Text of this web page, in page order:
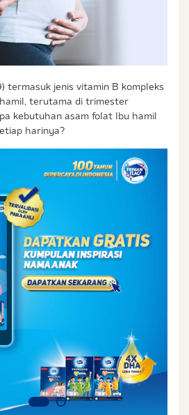
Anak
Memiliki Anak
syarat dan ketentuanserta
Ibu & Balita
menerima informasi dari
Flag Indonesia, dan partner Ibu
termasuk jenis vitamin B kompleks
terutama di trimester
kebutuhan asam folat Ibu hamil
harinya?